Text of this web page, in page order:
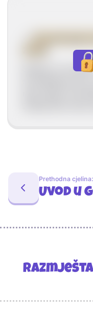
Stojimo li na
Prethodna cjelina:
Uvod u